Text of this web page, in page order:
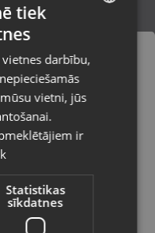
Galaxy
mēneši)
uz
izvēlētajā
RUSSIAN
tiek
darbību,
vietni, jūs
ir
Statistikas
sīkdatnes